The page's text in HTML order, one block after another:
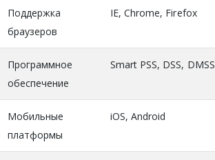
Поддержка
браузеров
IE, Chrome, Firefox
Программное
обеспечение
Smart PSS, DSS, DMSS
Мобильные
платформы
iOS, Android